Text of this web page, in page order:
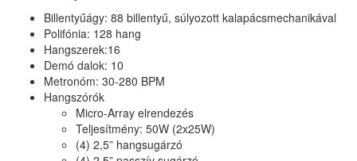
Billentyűágy: 88 billentyű, súlyozott kalapácsmechanikával
Polifónia: 128 hang
Hangszerek:16
Demó dalok: 10
Metronóm: 30-280 BPM
Hangszórók
Micro-Array elrendezés
Teljesítmény: 50W (2x25W)
(4) 2,5” hangsugárzó